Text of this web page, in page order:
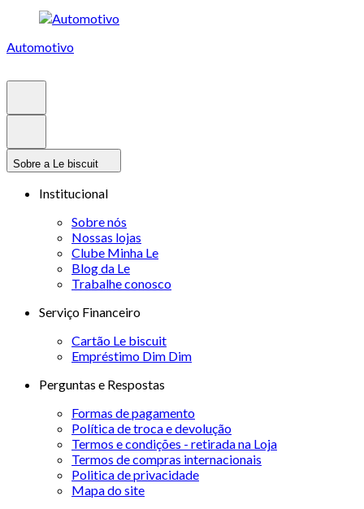
Automotivo
Sobre a Le biscuit
Institucional
Sobre nós
Nossas lojas
Clube Minha Le
Blog da Le
Trabalhe conosco
Serviço Financeiro
Cartão Le biscuit
Empréstimo Dim Dim
Perguntas e Respostas
Formas de pagamento
Política de troca e devolução
Termos e condições - retirada na Loja
Termos de compras internacionais
Politica de privacidade
Mapa do site